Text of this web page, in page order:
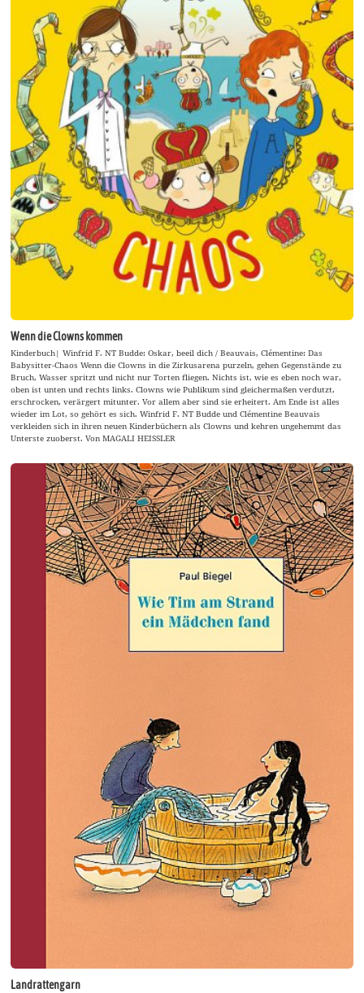
Wenn die Clowns kommen
Kinderbuch| Winfrid F. NT Budde: Oskar, beeil dich / Beauvais, Clémentine: Das
Babysitter-Chaos Wenn die Clowns in die Zirkusarena purzeln, gehen Gegenstände zu
Bruch, Wasser spritzt und nicht nur Torten fliegen. Nichts ist, wie es eben noch war,
oben ist unten und rechts links. Clowns wie Publikum sind gleichermaßen verdutzt,
erschrocken, verärgert mitunter. Vor allem aber sind sie erheitert. Am Ende ist alles
wieder im Lot, so gehört es sich. Winfrid F. NT Budde und Clémentine Beauvais
verkleiden sich in ihren neuen Kinderbüchern als Clowns und kehren ungehemmt das
Unterste zuoberst. Von MAGALI HEISSLER
Landrattengarn